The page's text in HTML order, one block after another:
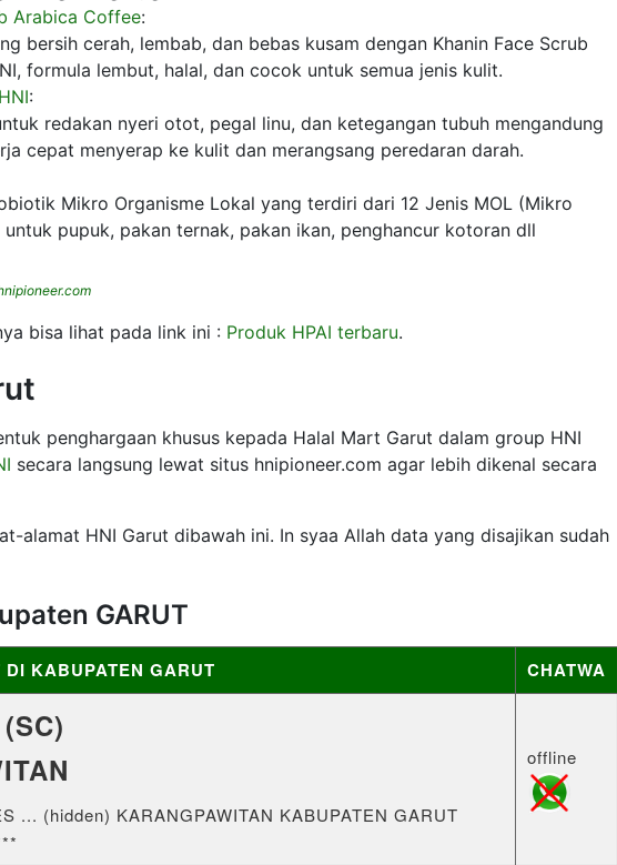
Arabica Coffee:
bersih cerah, lembab, dan bebas kusam dengan Khanin Face Scrub
formula lembut, halal, dan cocok untuk semua jenis kulit.
:
redakan nyeri otot, pegal linu, dan ketegangan tubuh mengandung
cepat menyerap ke kulit dan merangsang peredaran darah.
Mikro Organisme Lokal yang terdiri dari 12 Jenis MOL (Mikro
untuk pupuk, pakan ternak, pakan ikan, penghancur kotoran dll
bisa lihat pada link ini : Produk HPAI terbaru.
penghargaan khusus kepada Halal Mart Garut dalam group HNI
secara langsung lewat situs hnipioneer.com agar lebih dikenal secara
alamat HNI Garut dibawah ini. In syaa Allah data yang disajikan sudah
GARUT
KABUPATEN GARUT CHATWA
... (hidden) KARANGPAWITAN KABUPATEN GARUT
offline